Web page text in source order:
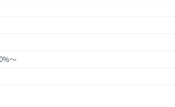
％～